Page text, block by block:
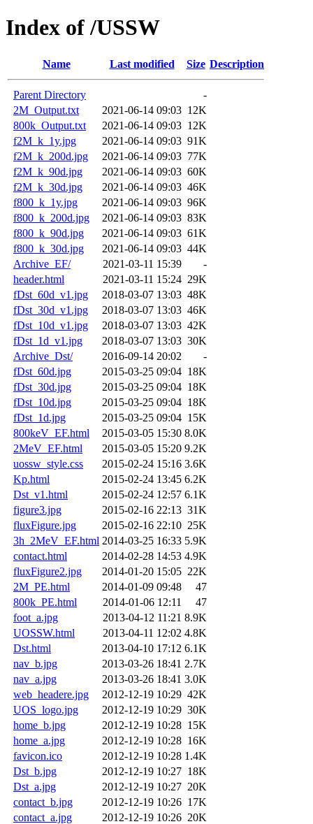
Index of /USSW
Name Last modified Size Description
Parent Directory
-
2M_Output.txt
2021-06-14 09:03 12K
800k_Output.txt
2021-06-14 09:03 12K
f2M_k_1y.jpg
2021-06-14 09:03 91K
f2M_k_200d.jpg
2021-06-14 09:03 77K
f2M_k_90d.jpg
2021-06-14 09:03 60K
f2M_k_30d.jpg
2021-06-14 09:03 46K
f800_k_1y.jpg
2021-06-14 09:03 96K
f800_k_200d.jpg
2021-06-14 09:03 83K
f800_k_90d.jpg
2021-06-14 09:03 61K
f800_k_30d.jpg
2021-06-14 09:03 44K
Archive_EF/
2021-03-11 15:39
-
header.html
2021-03-11 15:24 29K
fDst_60d_v1.jpg
2018-03-07 13:03 48K
fDst_30d_v1.jpg
2018-03-07 13:03 46K
fDst_10d_v1.jpg
2018-03-07 13:03 42K
fDst_1d_v1.jpg
2018-03-07 13:03 30K
Archive_Dst/
2016-09-14 20:02
-
fDst_60d.jpg
2015-03-25 09:04 18K
fDst_30d.jpg
2015-03-25 09:04 18K
fDst_10d.jpg
2015-03-25 09:04 18K
fDst_1d.jpg
2015-03-25 09:04 15K
800keV_EF.html
2015-03-05 15:30 8.0K
2MeV_EF.html
2015-03-05 15:20 9.2K
uossw_style.css
2015-02-24 15:16 3.6K
Kp.html
2015-02-24 13:45 6.2K
Dst_v1.html
2015-02-24 12:57 6.1K
figure3.jpg
2015-02-16 22:13 31K
fluxFigure.jpg
2015-02-16 22:10 25K
3h_2MeV_EF.html 2014-03-25 16:33 5.9K
contact.html
2014-02-28 14:53 4.9K
fluxFigure2.jpg
2014-01-20 15:05 22K
2M_PE.html
2014-01-09 09:48
47
800k_PE.html
2014-01-06 12:11
47
foot_a.jpg
2013-04-12 11:21 8.9K
UOSSW.html
2013-04-11 12:02 4.8K
Dst.html
2013-04-10 17:12 6.1K
nav_b.jpg
2013-03-26 18:41 2.7K
nav_a.jpg
2013-03-26 18:41 3.0K
web_headere.jpg
2012-12-19 10:29 42K
UOS_logo.jpg
2012-12-19 10:29 30K
home_b.jpg
2012-12-19 10:28 15K
home_a.jpg
2012-12-19 10:28 16K
favicon.ico
2012-12-19 10:28 1.4K
Dst_b.jpg
2012-12-19 10:27 18K
Dst_a.jpg
2012-12-19 10:27 20K
contact_b.jpg
2012-12-19 10:26 17K
contact_a.jpg
2012-12-19 10:26 20K